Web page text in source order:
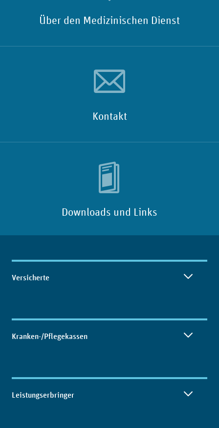
Über den Medizinischen Dienst
Kontakt
Downloads und Links
Inhaltsübersicht
Versicherte
Kranken-/Pflegekassen
Leistungserbringer